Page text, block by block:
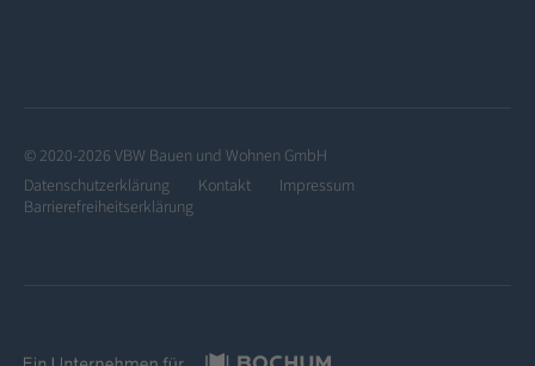
© 2020-2026 VBW Bauen und Wohnen GmbH
Datenschutzerklärung
Kontakt
Impressum
Barrierefreiheitserklärung